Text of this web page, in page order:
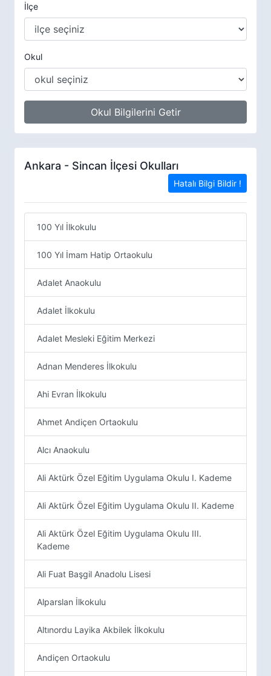
İlçe
Okul
Okul Bilgilerini Getir
Ankara - Sincan İlçesi Okulları
Hatalı Bilgi Bildir !
100 Yıl İlkokulu
100 Yıl İmam Hatip Ortaokulu
Adalet Anaokulu
Adalet İlkokulu
Adalet Mesleki Eğitim Merkezi
Adnan Menderes İlkokulu
Ahi Evran İlkokulu
Ahmet Andiçen Ortaokulu
Alcı Anaokulu
Ali Aktürk Özel Eğitim Uygulama Okulu I. Kademe
Ali Aktürk Özel Eğitim Uygulama Okulu II. Kademe
Ali Aktürk Özel Eğitim Uygulama Okulu III.
Kademe
Ali Fuat Başgil Anadolu Lisesi
Alparslan İlkokulu
Altınordu Layika Akbilek İlkokulu
Andiçen Ortaokulu